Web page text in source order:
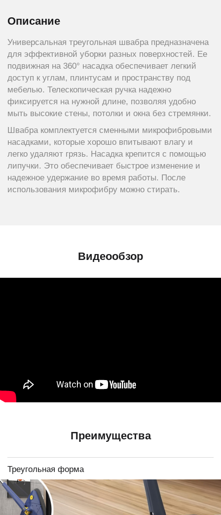
Описание
Универсальная треугольная швабра предназначена
для эффективной уборки разных поверхностей. Ее
подвижная на 360° насадка обеспечивает легкий
доступ к углам, плинтусам и пространству под
мебелью. Телескопическая ручка надежно
фиксируется на нужной длине, позволяя удобно
мыть высокие стены, потолки и окна без стремянки.
Швабра комплектуется сменными микрофибровыми
насадками, которые хорошо впитывают влагу и
легко удаляют грязь. Насадка крепится с помощью
липучки. Это обеспечивает быстрое изменение и
надежное удержание во время работы. После
использования микрофибру можно стирать.
Видеообзор
Преимущества
Треугольная форма